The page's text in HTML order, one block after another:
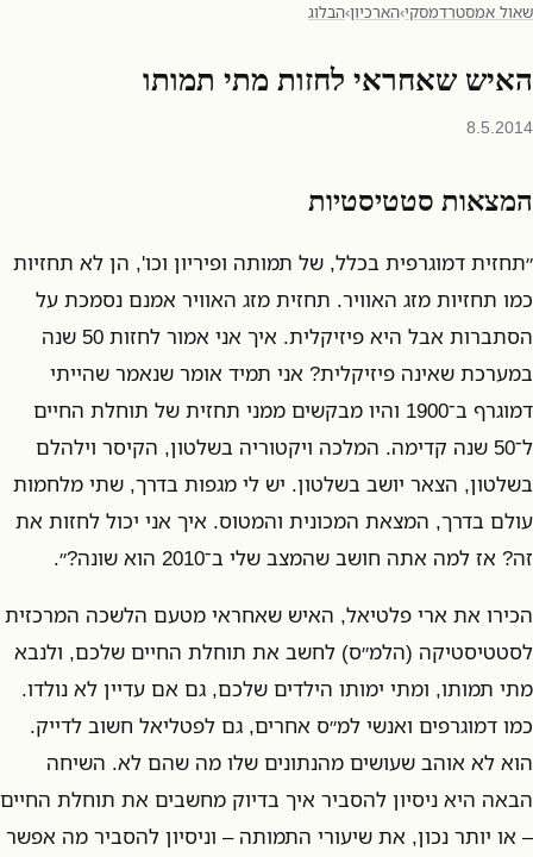
שאול אמסטרדמסקי›הארכיון›הבלוג
האיש שאחראי לחזות מתי תמותו
8.5.2014
המצאות סטטיסטיות
״תחזית דמוגרפית בכלל, של תמותה ופיריון וכו', הן לא תחזיות
כמו תחזיות מזג האוויר. תחזית מזג האוויר אמנם נסמכת על
הסתברות אבל היא פיזיקלית. איך אני אמור לחזות 50 שנה
במערכת שאינה פיזיקלית? אני תמיד אומר שנאמר שהייתי
דמוגרף ב־1900 והיו מבקשים ממני תחזית של תוחלת החיים
ל־50 שנה קדימה. המלכה ויקטוריה בשלטון, הקיסר וילהלם
בשלטון, הצאר יושב בשלטון. יש לי מגפות בדרך, שתי מלחמות
עולם בדרך, המצאת המכונית והמטוס. איך אני יכול לחזות את
זה? אז למה אתה חושב שהמצב שלי ב־2010 הוא שונה?״.
הכירו את ארי פלטיאל, האיש שאחראי מטעם הלשכה המרכזית
לסטטיסטיקה (הלמ״ס) לחשב את תוחלת החיים שלכם, ולנבא
מתי תמותו, ומתי ימותו הילדים שלכם, גם אם עדיין לא נולדו.
כמו דמוגרפים ואנשי למ״ס אחרים, גם לפטליאל חשוב לדייק.
הוא לא אוהב שעושים מהנתונים שלו מה שהם לא. השיחה
הבאה היא ניסיון להסביר איך בדיוק מחשבים את תוחלת החיים
– או יותר נכון, את שיעורי התמותה – וניסיון להסביר מה אפשר